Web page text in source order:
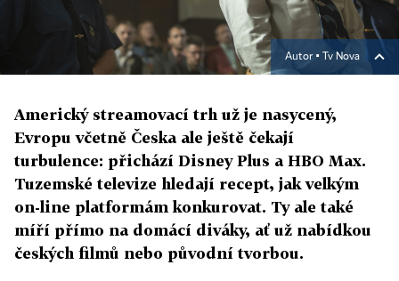
Autor ▪ Tv Nova
Americký streamovací trh už je nasycený,
Evropu včetně Česka ale ještě čekají
turbulence: přichází Disney Plus a HBO Max.
Tuzemské televize hledají recept, jak velkým
on-line platformám konkurovat. Ty ale také
míří přímo na domácí diváky, ať už nabídkou
českých filmů nebo původní tvorbou.